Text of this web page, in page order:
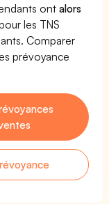
ontalors
les TNS
Comparer
prévoyance